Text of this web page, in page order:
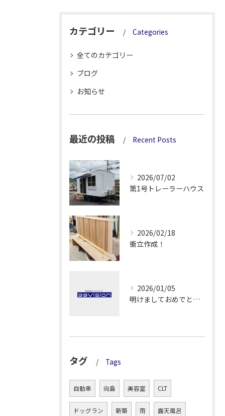
カテゴリー Categories
全てのカテゴリー
ブログ
お知らせ
最近の投稿 Recent Posts
2026/07/02
第1号トレーラーハウス
2026/02/18
衝立作成！
2026/01/05
明けましておめでとうございます！
タグ Tags
自動車 向島 美容室 CLT
ドッグラン 新築 雨 露天風呂